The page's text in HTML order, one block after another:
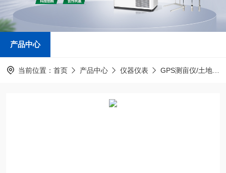
产品中心
当前位置： 首页 产品中心 仪器仪表 GPS测亩仪/土地面积测量仪